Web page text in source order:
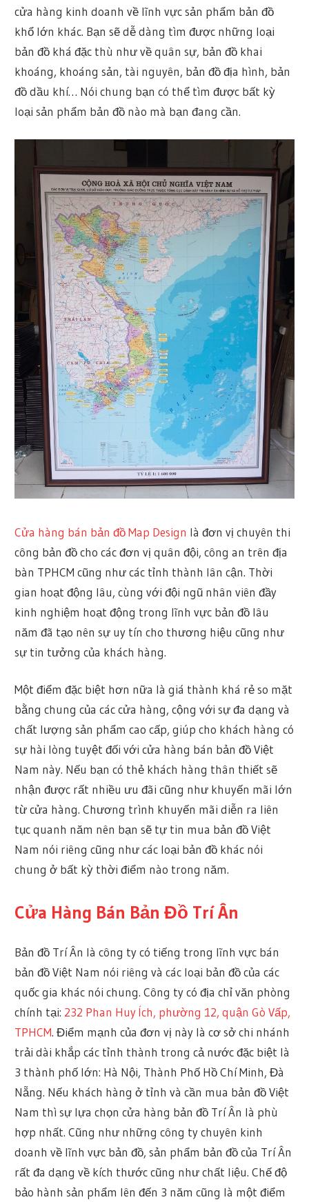
cửa hàng kinh doanh về lĩnh vực sản phẩm bản đồ
khổ lớn khác. Bạn sẽ dễ dàng tìm được những loại
bản đồ khá đặc thù như về quân sự, bản đồ khai
khoáng, khoáng sản, tài nguyên, bản đồ địa hình, bản
đồ dầu khí… Nói chung bạn có thể tìm được bất kỳ
loại sản phẩm bản đồ nào mà bạn đang cần.
Cửa hàng bán bản đồ Map Design là đơn vị chuyên thi
công bản đồ cho các đơn vị quân đội, công an trên địa
bàn TPHCM cũng như các tỉnh thành lân cận. Thời
gian hoạt động lâu, cùng với đội ngũ nhân viên đầy
kinh nghiệm hoạt động trong lĩnh vực bản đồ lâu
năm đã tạo nên sự uy tín cho thương hiệu cũng như
sự tin tưởng của khách hàng.
Một điểm đặc biệt hơn nữa là giá thành khá rẻ so mặt
bằng chung của các cửa hàng, cộng với sự đa dạng và
chất lượng sản phẩm cao cấp, giúp cho khách hàng có
sự hài lòng tuyệt đối với cửa hàng bán bản đồ Việt
Nam này. Nếu bạn có thẻ khách hàng thân thiết sẽ
nhận được rất nhiều ưu đãi cũng như khuyến mãi lớn
từ cửa hàng. Chương trình khuyến mãi diễn ra liên
tục quanh năm nên bạn sẽ tự tin mua bản đồ Việt
Nam nói riêng cũng như các loại bản đồ khác nói
chung ở bất kỳ thời điểm nào trong năm.
Cửa Hàng Bán Bản Đồ Trí Ân
Bản đồ Trí Ân là công ty có tiếng trong lĩnh vực bán
bản đồ Việt Nam nói riêng và các loại bản đồ của các
quốc gia khác nói chung. Công ty có địa chỉ văn phòng
chính tại: 232 Phan Huy Ích, phường 12, quận Gò Vấp,
TPHCM. Điểm mạnh của đơn vị này là cơ sở chi nhánh
trải dài khắp các tỉnh thành trong cả nước đặc biệt là
3 thành phố lớn: Hà Nội, Thành Phố Hồ Chí Minh, Đà
Nẵng. Nếu khách hàng ở tỉnh và cần mua bản đồ Việt
Nam thì sự lựa chọn cửa hàng bản đồ Trí Ân là phù
hợp nhất. Cũng như những công ty chuyên kinh
doanh về lĩnh vực bản đồ, sản phẩm bản đồ của Trí Ân
rất đa dạng về kích thước cũng như chất liệu. Chế độ
bảo hành sản phẩm lên đến 3 năm cũng là một điểm